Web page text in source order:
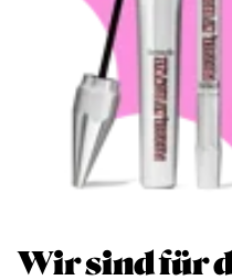
Wir sind für